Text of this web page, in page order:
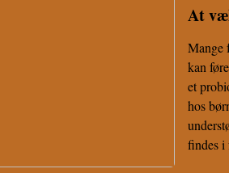
At
Mange
kan
et
hos
findes i